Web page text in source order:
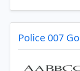
Police 007